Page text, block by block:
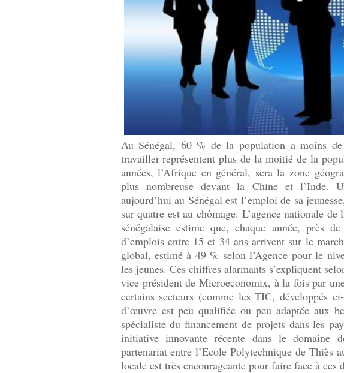
Au Sénégal, 60 % de la population a moins
travailler représentent plus de la moitié de la
années, l’Afrique en général, sera la zone
plus nombreuse devant la Chine et l’Inde.
aujourd’hui au Sénégal est l’emploi de sa
sur quatre est au chômage. L’agence nationale
sénégalaise estime que, chaque année, près
d’emplois entre 15 et 34 ans arrivent sur le
global, estimé à 49 % selon l’Agence pour le
les jeunes. Ces chiffres alarmants s’expliquent
vice-président de Microeconomix, à la fois par
certains secteurs (comme les TIC, développés
d’œuvre est peu qualifiée ou peu adaptée aux
spécialiste du financement de projets dans les
initiative innovante récente dans le domaine
partenariat entre l’Ecole Polytechnique de Thiès
locale est très encourageante pour faire face à ces